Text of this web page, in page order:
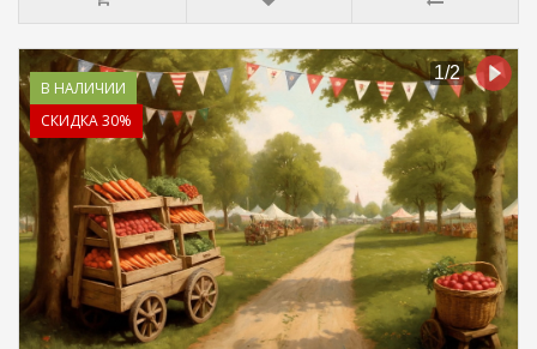
В НАЛИЧИИ
СКИДКА 30%